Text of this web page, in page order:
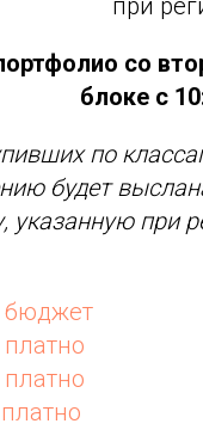
со
блоке с
по
будет
указанную при